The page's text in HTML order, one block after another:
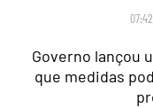
Governo lançou
que medidas